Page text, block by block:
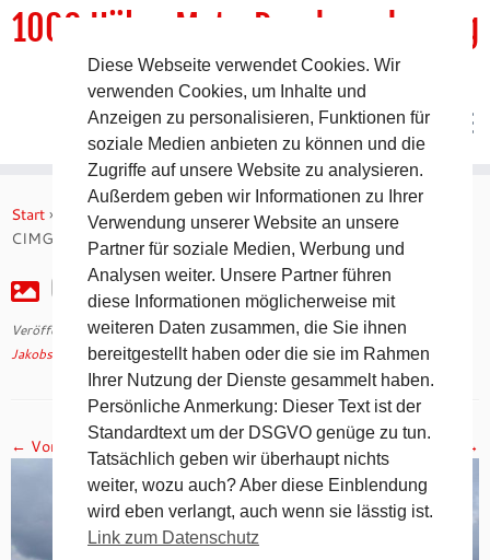
Inhalt
springen
1000 HöhenMeterRundwanderweg
DER Rundwanderweg um Pommelsbrunn
Start » Jakobsweg 2008 – 10. Tag auf dem Camino Francés
CIMG2412
CIMG2412
Veröffentlicht am30. April 2018mit den Abmessungen1024 × 768
Jakobsweg 2008 – 10. Tag auf dem Camino Francés.
← Vorheriges Nächstes →
Diese Webseite verwendet Cookies. Wir
verwenden Cookies, um Inhalte und
Anzeigen zu personalisieren, Funktionen für
soziale Medien anbieten zu können und die
Zugriffe auf unsere Website zu analysieren.
Außerdem geben wir Informationen zu Ihrer
Verwendung unserer Website an unsere
Partner für soziale Medien, Werbung und
Analysen weiter. Unsere Partner führen
diese Informationen möglicherweise mit
weiteren Daten zusammen, die Sie ihnen
bereitgestellt haben oder die sie im Rahmen
Ihrer Nutzung der Dienste gesammelt haben.
Persönliche Anmerkung: Dieser Text ist der
Standardtext um der DSGVO genüge zu tun.
Tatsächlich geben wir überhaupt nichts
weiter, wozu auch? Aber diese Einblendung
wird eben verlangt, auch wenn sie lässtig ist.
Link zum Datenschutz